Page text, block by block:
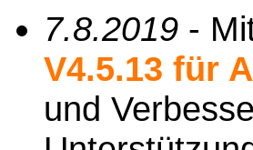
7.8.2019 -
V4.5.13 für
und